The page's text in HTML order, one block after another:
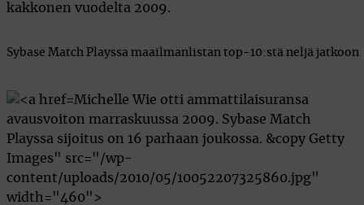
kakkonen vuodelta 2009.
Sybase Match Playssa maailmanlistan top-10:stä neljä jatkoon
Michelle Wie otti ammattilaisuransa
avausvoiton marraskuussa 2009. Sybase Match
Playssa sijoitus on 16 parhaan joukossa. &copy Getty
Images" src="/wp-
content/uploads/2010/05/10052207325860.jpg"
width="460">